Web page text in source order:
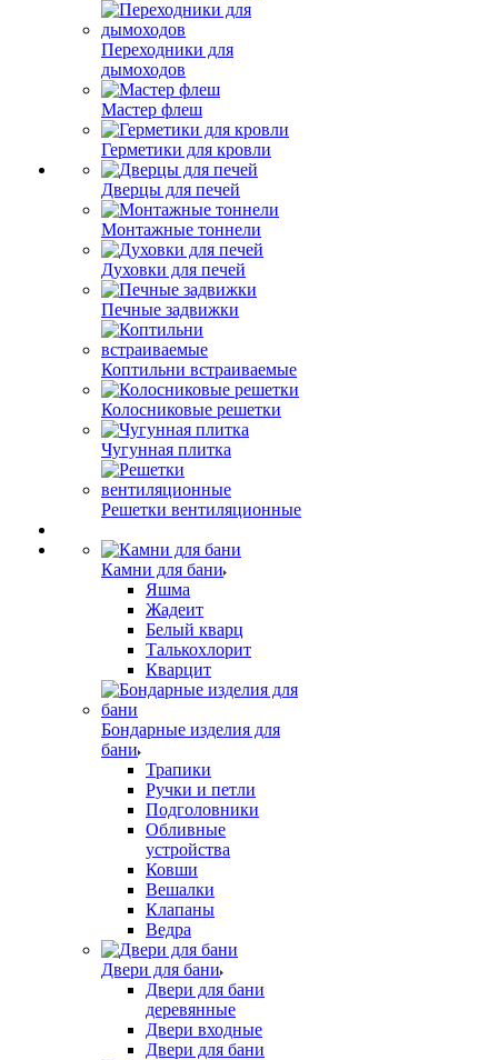
Переходники для
дымоходов
Мастер флеш
Герметики для кровли
Дверцы для печей
Монтажные тоннели
Духовки для печей
Печные задвижки
Коптильни встраиваемые
Колосниковые решетки
Чугунная плитка
Решетки вентиляционные
Камни для бани
Яшма
Жадеит
Белый кварц
Талькохлорит
Кварцит
Бондарные изделия для
бани
Трапики
Ручки и петли
Подголовники
Обливные
устройства
Ковши
Вешалки
Клапаны
Ведра
Двери для бани
Двери для бани
деревянные
Двери входные
Двери для бани